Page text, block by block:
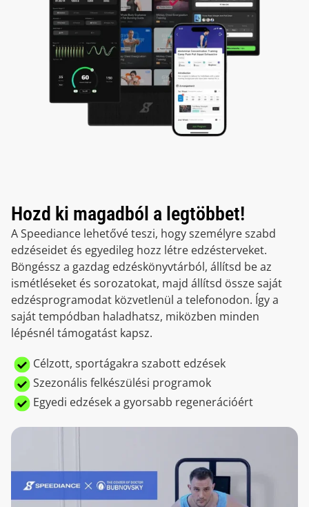
Hozd ki magadból a legtöbbet!
A Speediance lehetővé teszi, hogy személyre szabd
edzéseidet és egyedileg hozz létre edzésterveket.
Böngéssz a gazdag edzéskönyvtárból, állítsd be az
ismétléseket és sorozatokat, majd állítsd össze saját
edzésprogramodat közvetlenül a telefonodon. Így a
saját tempódban haladhatsz, miközben minden
lépésnél támogatást kapsz.
Célzott, sportágakra szabott edzések
Szezonális felkészülési programok
Egyedi edzések a gyorsabb regenerációért